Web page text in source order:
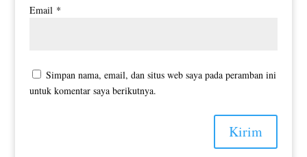
Email *
Simpan nama, email, dan situs web saya pada peramban ini
untuk komentar saya berikutnya.
Kirim